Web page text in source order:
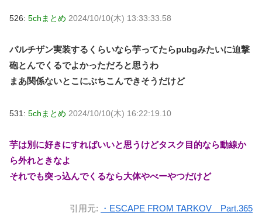
526: 5chまとめ 2024/10/10(木) 13:33:33.58
パルチザン実装するくらいなら芋ってたらpubgみたいに迫撃
砲とんでくるでよかっただろと思うわ
まあ関係ないとこにぶちこんできそうだけど
531: 5chまとめ 2024/10/10(木) 16:22:19.10
芋は別に好きにすればいいと思うけどタスク目的なら動線か
ら外れときなよ
それでも突っ込んでくるなら大体やべーやつだけど
引用元: ・ESCAPE FROM TARKOV Part.365